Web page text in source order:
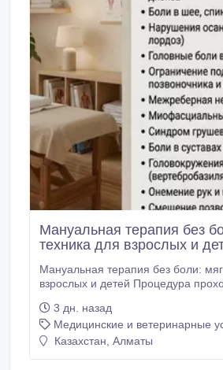
Мануальная терапия без
техника для взрослых и
Мануальная терапия без боли:
взрослых и детей Процедура проходит без ударной
16 лет, 8 000 тг — для детей с 6 лет. Длительность
сеанса: 30 минут. Курс: 1-2 процедуры,
10 дней. За доплату: правка головы — снимает
3 дн. назад
Медицинские и ветеринарные
Казахстан, Алматы